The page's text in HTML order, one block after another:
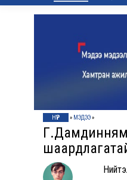
НҮҮР » МЭДЭЭ»
Г.Дамдинням: